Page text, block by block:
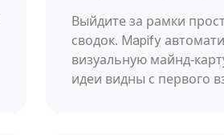
Выйдите за рамки
сводок. Mapify
визуальную
идеи видны с первого